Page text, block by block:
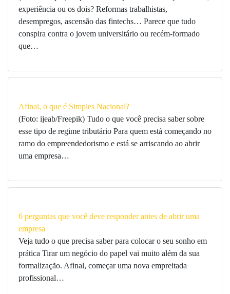
experiência ou os dois? Reformas trabalhistas,
desempregos, ascensão das fintechs… Parece que tudo
conspira contra o jovem universitário ou recém-formado
que…
Afinal, o que é Simples Nacional?
(Foto: ijeab/Freepik) Tudo o que você precisa saber sobre
esse tipo de regime tributário Para quem está começando no
ramo do empreendedorismo e está se arriscando ao abrir
uma empresa…
6 perguntas que você deve responder antes de abrir uma
empresa
Veja tudo o que precisa saber para colocar o seu sonho em
prática Tirar um negócio do papel vai muito além da sua
formalização. Afinal, começar uma nova empreitada
profissional…